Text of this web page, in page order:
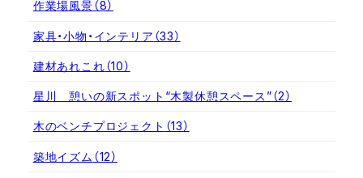
作業場風景（8）
家具・小物・インテリア （33）
建材あれこれ（10）
星川 憩いの新スポット“木製休憩スペース”（2）
木のベンチプロジェクト （13）
築地イズム （12）